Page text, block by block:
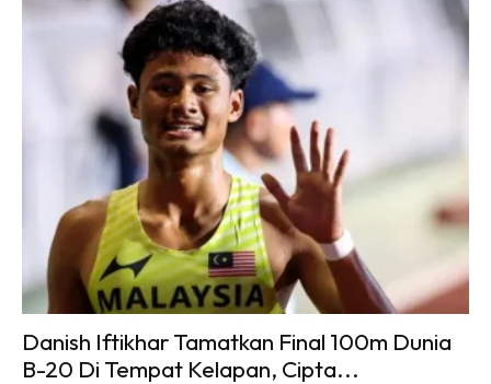
sejurus selesai mencuci wajah. Ia membantu pori-pori
terbuka dan memudahkan proses mencukur nanti.
KRIM PENCUKUR
Danish Iftikhar Tamatkan Final 100m Dunia
B-20 Di Tempat Kelapan, Cipta...